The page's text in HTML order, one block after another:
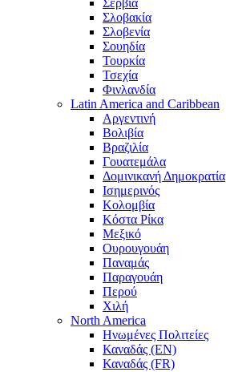
Σερβία
Σλοβακία
Σλοβενία
Σουηδία
Τουρκία
Τσεχία
Φινλανδία
Latin America and Caribbean
Αργεντινή
Βολιβία
Βραζιλία
Γουατεμάλα
Δομινικανή Δημοκρατία
Ισημερινός
Κολομβία
Κόστα Ρίκα
Μεξικό
Ουρουγουάη
Παναμάς
Παραγουάη
Περού
Χιλή
North America
Ηνωμένες Πολιτείες
Καναδάς (EN)
Καναδάς (FR)